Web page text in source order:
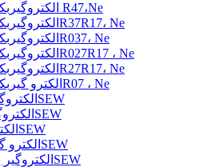
الکتروگیربکس R47،Ne
الکتروگیربکسR37R17، Ne
الکتروگیربکسR037، Ne
الکتروگیربکسR027R17 ، Ne
الکتروگیربکسR27R17، Ne
الکترو گیربکسR07 ، Ne
الکتروگیربکس حلزونیSEW
الکتروگیربکس صنعتیSEW
الکتروگیربکس آویزSEW
الکترو گیربکس کرانویلSEW
الکتروگیر بکس خورشیدیSEW